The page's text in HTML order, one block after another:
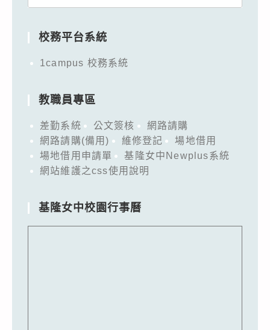
校務平台系統
1campus 校務系統
教職員專區
差勤系統 公文簽核
網路請購
網路請購(備用)
維修登記
場地借用
場地借用申請單
基隆女中Newplus系統
網站維護之css使用說明
基隆女中校園行事曆